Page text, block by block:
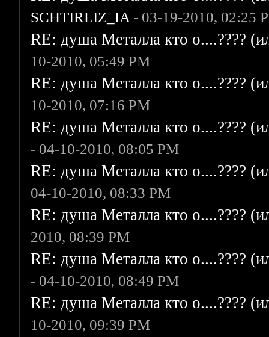
SCHTIRLIZ_IA - 03-19-2010, 02:25
RE: душа Металла кто о....????
10-2010, 05:49 PM
RE: душа Металла кто о....????
10-2010, 07:16 PM
RE: душа Металла кто о....????
- 04-10-2010, 08:05 PM
RE: душа Металла кто о....????
04-10-2010, 08:33 PM
RE: душа Металла кто о....????
2010, 08:39 PM
RE: душа Металла кто о....????
- 04-10-2010, 08:49 PM
RE: душа Металла кто о....????
10-2010, 09:39 PM